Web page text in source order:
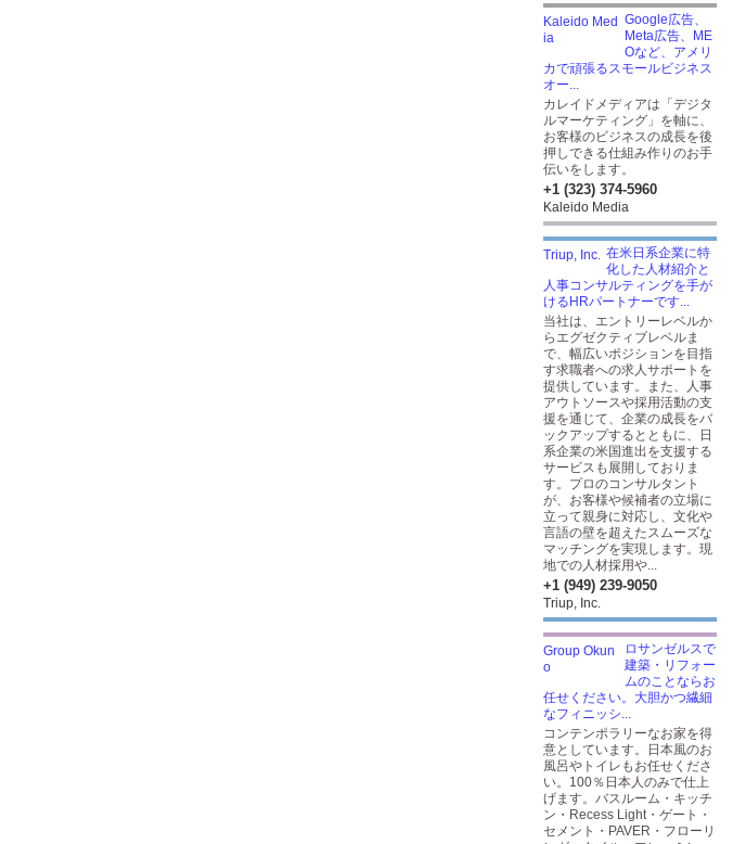
Google広告、
Meta広告、ME
Oなど、アメリ
カで頑張るスモールビジネス
オー...
カレイドメディアは「デジタ
ルマーケティング」を軸に、
お客様のビジネスの成長を後
押しできる仕組み作りのお手
伝いをします。
+1 (323) 374-5960
Kaleido Media
在米日系企業に特
化した人材紹介と
人事コンサルティングを手が
けるHRパートナーです...
当社は、エントリーレベルか
らエグゼクティブレベルま
で、幅広いポジションを目指
す求職者への求人サポートを
提供しています。また、人事
アウトソースや採用活動の支
援を通じて、企業の成長をバ
ックアップするとともに、日
系企業の米国進出を支援する
サービスも展開しておりま
す。プロのコンサルタント
が、お客様や候補者の立場に
立って親身に対応し、文化や
言語の壁を超えたスムーズな
マッチングを実現します。現
地での人材採用や...
+1 (949) 239-9050
Triup, Inc.
ロサンゼルスで
建築・リフォー
ムのことならお
任せください。大胆かつ繊細
なフィニッシ...
コンテンポラリーなお家を得
意としています。日本風のお
風呂やトイレもお任せくださ
い。100％日本人のみで仕上
げます。バスルーム・キッチ
ン・Recess Light・ゲート・
セメント・PAVER・フローリ